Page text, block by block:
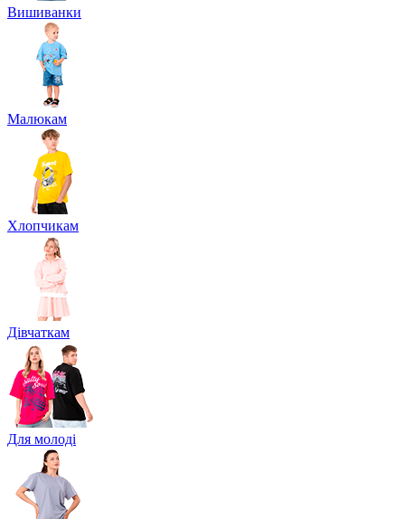
Вишиванки
Малюкам
Хлопчикам
Дівчаткам
Для молоді